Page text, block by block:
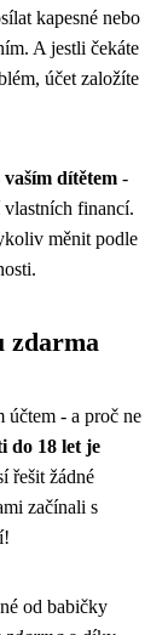
kapesné nebo
A jestli čekáte
účet založíte
dítětem -
vlastních financí.
měnit podle
zdarma
účtem - a proč ne
do 18 let je
řešit žádné
začínali s
od babičky